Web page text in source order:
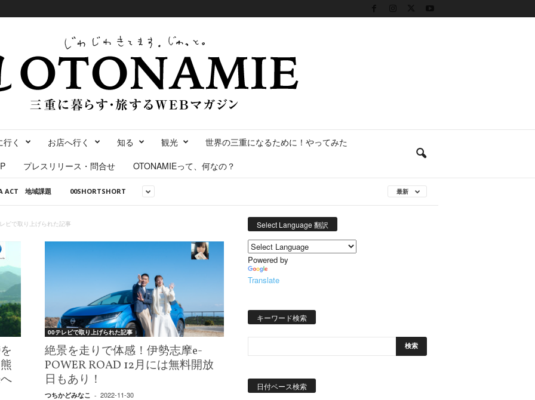
く お店へ行く 知る 観光
世界の三重になるために！やってみた
プレスリリース・問合せ OTONAMIEって、何なの？
ACT 地域課題 00SHORTSHORT 最新
ビで取り上げられた記事
00テレビで取り上げられた記事
絶景を走りで体感！伊勢志摩e-
POWER ROAD 12月には無料開放
日もあり！
つちかどみなこ - 2022-11-30
Select Language 翻訳
Powered by
Translate
キーワード検索
日付ベース検索